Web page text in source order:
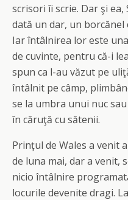
scrisori îi scrie. Dar şi
dată un dar, un borcănel
Iar întâlnirea lor este
de cuvinte, pentru că-i
spun ca l-au văzut pe
întâlnit pe câmp,
se la umbra unui nuc
în căruţă cu sătenii.
Prinţul de Wales a venit
de luna mai, dar a venit,
nicio întâlnire
locurile devenite dragi.